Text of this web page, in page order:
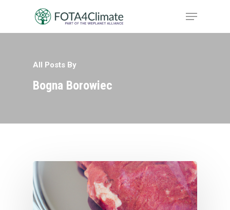
Hit enter to search or ESC to close
All Posts By
Bogna Borowiec